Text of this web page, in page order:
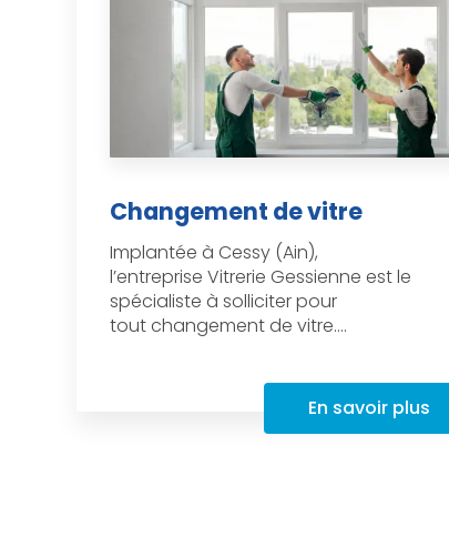
Changement de vitre
Implantée à Cessy (Ain),
l’entreprise Vitrerie Gessienne est le
spécialiste à solliciter pour
tout changement de vitre....
En savoir plus